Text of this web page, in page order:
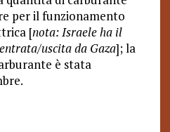
per il funzionamento
[nota: Israele ha il
uscita da Gaza]; la
è stata